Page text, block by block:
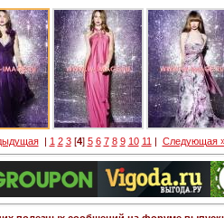
| 1 2 3[4] 5 6 7 8 9 10 11 | Следующая